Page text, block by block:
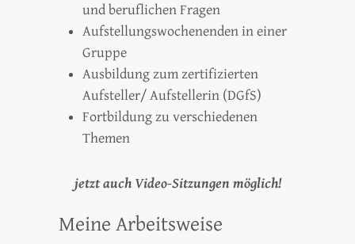
und beruflichen Fragen
Aufstellungswochenenden in einer
Gruppe
Ausbildung zum zertifizierten
Aufsteller/ Aufstellerin (DGfS)
Fortbildung zu verschiedenen
Themen
jetzt auch Video-Sitzungen möglich!
Meine Arbeitsweise